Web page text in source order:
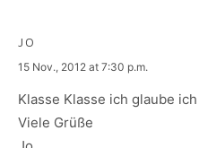
JO
says:
15 Nov., 2012 at 7:30 p.m.
Klasse Klasse ich glaube
Viele Grüße